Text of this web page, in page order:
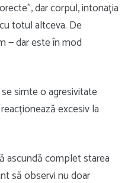
dar corpul, intonația
totul altceva. De
— dar este în mod
simte o agresivitate
excesiv la
ascundă complet starea
să observi nu doar